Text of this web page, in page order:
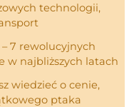
technologii,
7 rewolucyjnych
w najbliższych latach
wiedzieć o cenie,
ptaka